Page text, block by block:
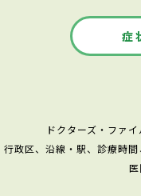
症
ドクターズ・ファ
行政区、沿線・駅、診療時